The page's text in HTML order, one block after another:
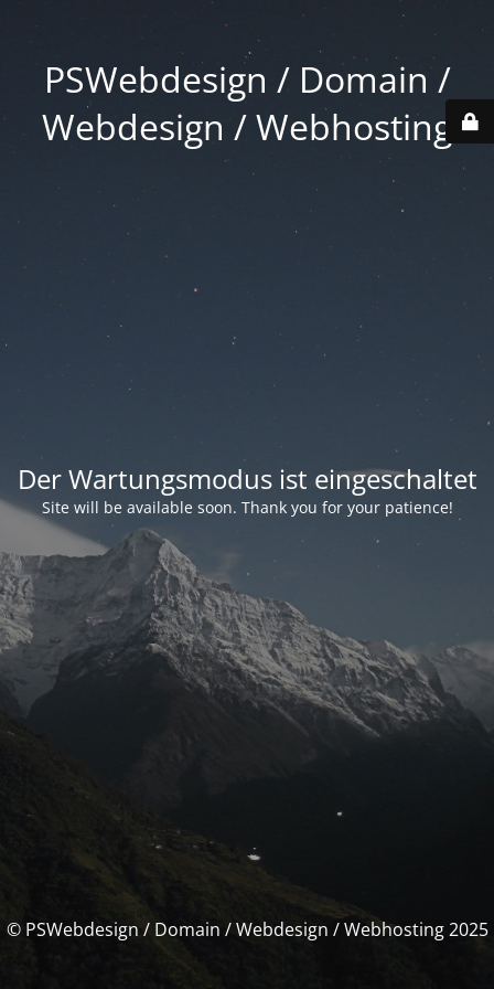
PSWebdesign / Domain /
Webdesign / Webhosting
Der Wartungsmodus ist eingeschaltet
Site will be available soon. Thank you for your patience!
© PSWebdesign / Domain / Webdesign / Webhosting 2025